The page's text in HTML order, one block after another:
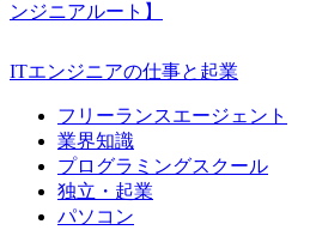
ンジニアルート】
ITエンジニアの仕事と起業
フリーランスエージェント
業界知識
プログラミングスクール
独立・起業
パソコン